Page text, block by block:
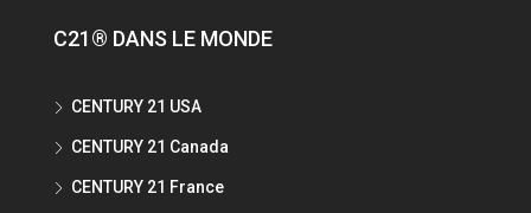
C21® DANS LE MONDE
CENTURY 21 USA
CENTURY 21 Canada
CENTURY 21 France